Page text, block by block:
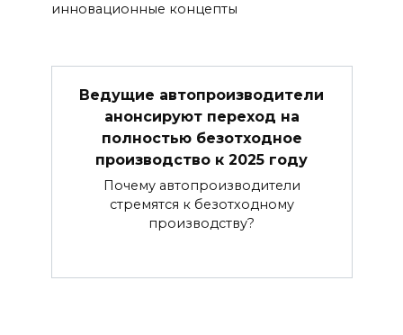
инновационные концепты
Ведущие автопроизводители
анонсируют переход на
полностью безотходное
производство к 2025 году
Почему автопроизводители
стремятся к безотходному
производству?